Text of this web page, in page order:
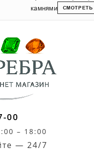
камнями
СМОТРЕТЬ
00
– 18:00
— 24/7